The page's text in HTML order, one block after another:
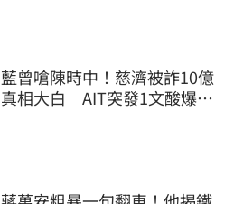
藍曾嗆陳時中！慈濟被詐10億
真相大白 AIT突發1文酸爆…